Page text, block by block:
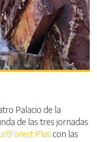
Palacio de la
de las tres jornadas
Plus con las